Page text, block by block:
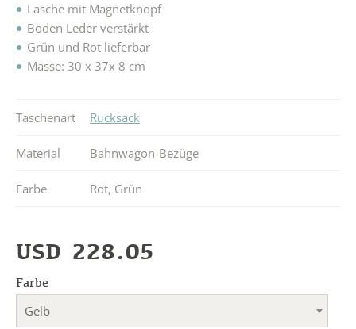
Lasche mit Magnetknopf
Boden Leder verstärkt
Grün und Rot lieferbar
Masse: 30 x 37x 8 cm
Taschenart Rucksack
Material Bahnwagon-Bezüge
Farbe Rot, Grün
USD 228.05
Farbe
Gelb